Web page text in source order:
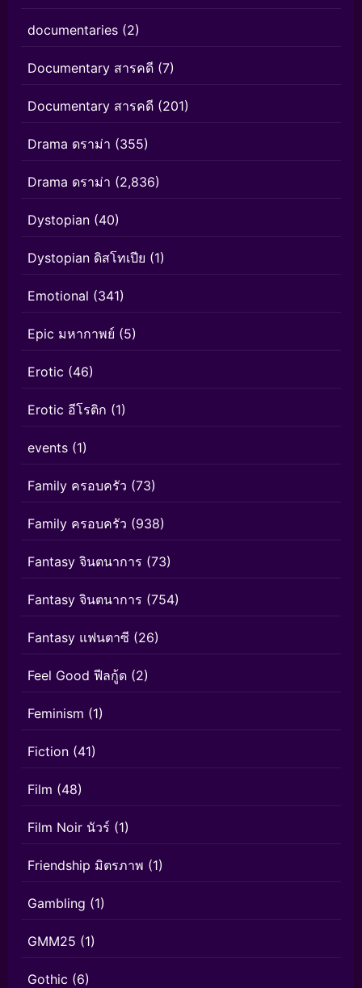
documentaries (2)
Documentary สารคดี (7)
Documentary สารคดี (201)
Drama ดราม่า (355)
Drama ดราม่า (2,836)
Dystopian (40)
Dystopian ดิสโทเปีย (1)
Emotional (341)
Epic มหากาพย์ (5)
Erotic (46)
Erotic อีโรติก (1)
events (1)
Family ครอบครัว (73)
Family ครอบครัว (938)
Fantasy จินตนาการ (73)
Fantasy จินตนาการ (754)
Fantasy แฟนตาซี (26)
Feel Good ฟีลกู้ด (2)
Feminism (1)
Fiction (41)
Film (48)
Film Noir นัวร์ (1)
Friendship มิตรภาพ (1)
Gambling (1)
GMM25 (1)
Gothic (6)